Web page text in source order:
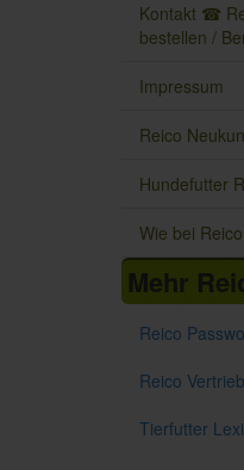
Kontakt ☎
bestellen /
Impressum
Reico
Hundefutter
Wie bei
Mehr
Reico
Reico
Tierfutter